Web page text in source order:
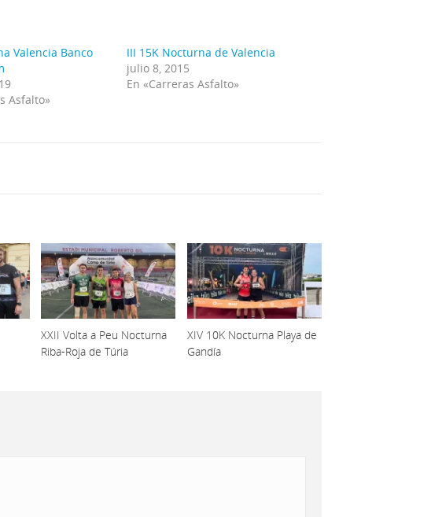
Valencia Banco
Asfalto»
III 15K Nocturna de Valencia
julio 8, 2015
En «Carreras Asfalto»
XXII Volta a Peu Nocturna
Riba-Roja de Túria
XIV 10K Nocturna Playa de
Gandía